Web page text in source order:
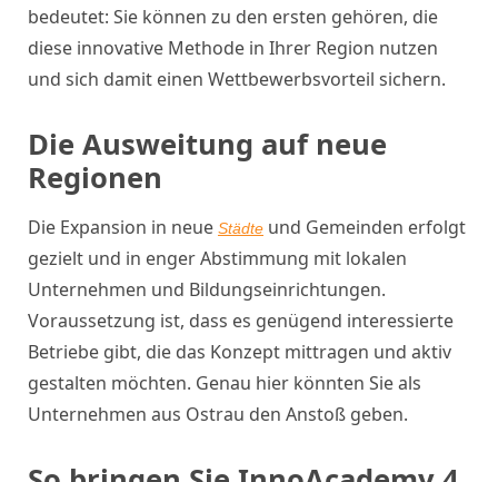
bedeutet: Sie können zu den ersten gehören, die
diese innovative Methode in Ihrer Region nutzen
und sich damit einen Wettbewerbsvorteil sichern.
Die Ausweitung auf neue
Regionen
Die Expansion in neue Städte und Gemeinden erfolgt
gezielt und in enger Abstimmung mit lokalen
Unternehmen und Bildungseinrichtungen.
Voraussetzung ist, dass es genügend interessierte
Betriebe gibt, die das Konzept mittragen und aktiv
gestalten möchten. Genau hier könnten Sie als
Unternehmen aus Ostrau den Anstoß geben.